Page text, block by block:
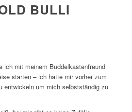
BULLI
ich mit meinem Buddelkastenfreund
starten – ich hatte mir vorher zum
entwickeln um mich selbstständig zu